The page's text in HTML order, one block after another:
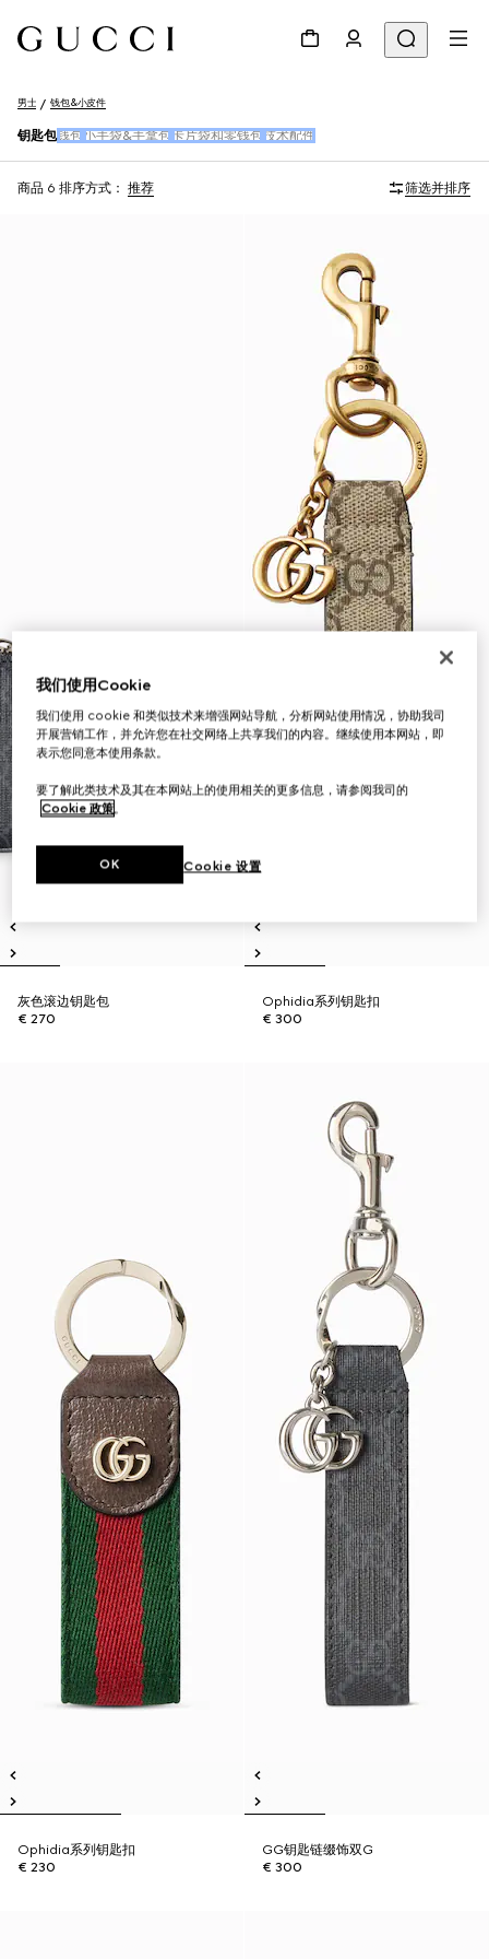
男士 钱包&小皮件
钥匙包钱包 小手袋&手拿包 卡片袋和零钱包 技术配件
商品 6 排序方式： 推荐 筛选并排序
灰色滚边钥匙包
€ 270
Ophidia系列钥匙扣
€ 300
Ophidia系列钥匙扣
€ 230
GG钥匙链缀饰双G
€ 300
我们使用Cookie
我们使用 cookie 和类似技术来增强网站导航，分析网站使用情况，协助我司
开展营销工作，并允许您在社交网络上共享我们的内容。继续使用本网站，即
表示您同意本使用条款。
要了解此类技术及其在本网站上的使用相关的更多信息，请参阅我司的
Cookie 政策。
Cookie 设置
OK